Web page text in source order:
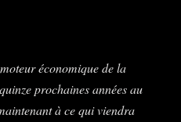
économique de la
prochaines années au
à ce qui viendra